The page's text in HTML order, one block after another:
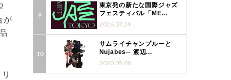
が
東京発の新たな国際ジャズ
フェスティバル「ME...
2026.07.29
サムライチャンプルーと
Nujabes─ 渡辺...
2020.05.08